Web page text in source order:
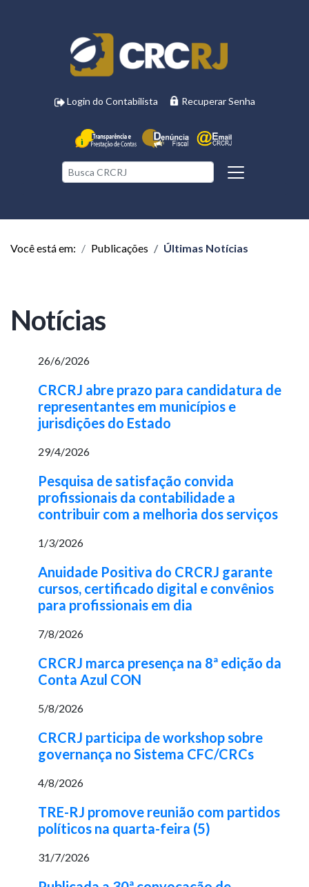
Login do Contabilista Recuperar Senha
Você está em: Publicações Últimas Notícias
Notícias
26/6/2026
CRCRJ abre prazo para candidatura de
representantes em municípios e
jurisdições do Estado
29/4/2026
Pesquisa de satisfação convida
profissionais da contabilidade a
contribuir com a melhoria dos serviços
1/3/2026
Anuidade Positiva do CRCRJ garante
cursos, certificado digital e convênios
para profissionais em dia
7/8/2026
CRCRJ marca presença na 8ª edição da
Conta Azul CON
5/8/2026
CRCRJ participa de workshop sobre
governança no Sistema CFC/CRCs
4/8/2026
TRE-RJ promove reunião com partidos
políticos na quarta-feira (5)
31/7/2026